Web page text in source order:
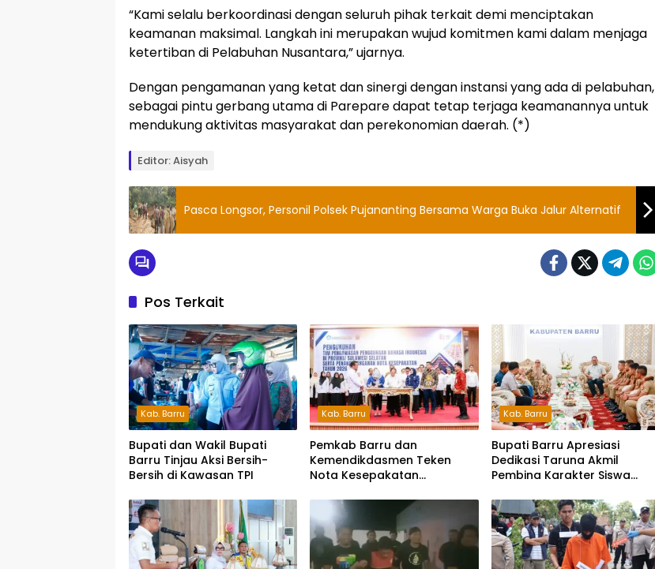
“Kami selalu berkoordinasi dengan seluruh pihak terkait demi menciptakan
keamanan maksimal. Langkah ini merupakan wujud komitmen kami dalam menjaga
ketertiban di Pelabuhan Nusantara,” ujarnya.
Dengan pengamanan yang ketat dan sinergi dengan instansi yang ada di pelabuhan,
sebagai pintu gerbang utama di Parepare dapat tetap terjaga keamanannya untuk
mendukung aktivitas masyarakat dan perekonomian daerah. (*)
Editor: Aisyah
Pasca Longsor, Personil Polsek Pujananting Bersama Warga Buka Jalur Alternatif
Pos Terkait
Kab. Barru
Bupati dan Wakil Bupati
Barru Tinjau Aksi Bersih-
Bersih di Kawasan TPI
Kab. Barru
Pemkab Barru dan
Kemendikdasmen Teken
Nota Kesepakatan
Indonesia dan Bahasa
Daerah
Kab. Barru
Bupati Barru Apresiasi
Dedikasi Taruna Akmil
Pembina Karakter Siswa